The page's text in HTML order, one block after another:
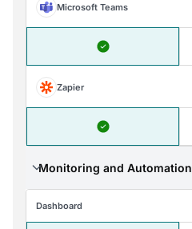
Microsoft Teams
Zapier
Monitoring and Automation
Dashboard